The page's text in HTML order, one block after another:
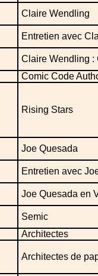
Claire Wendling
Entretien avec
Claire Wendling :
Comic Code
Rising Stars
Joe Quesada
Entretien avec
Joe Quesada en
Semic
Architectes
Architectes de